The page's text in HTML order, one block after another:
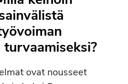
ovat nousseet